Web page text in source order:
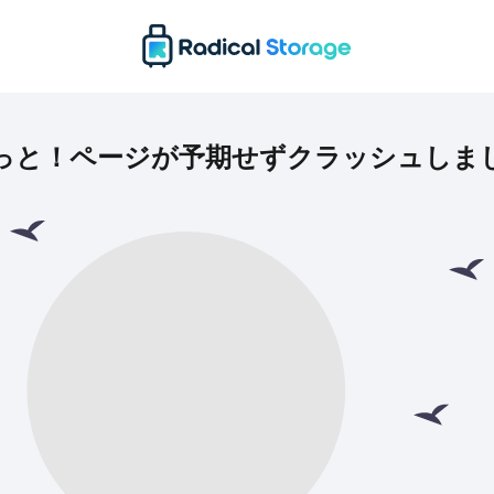
と！ページが予期せずクラッシュしま